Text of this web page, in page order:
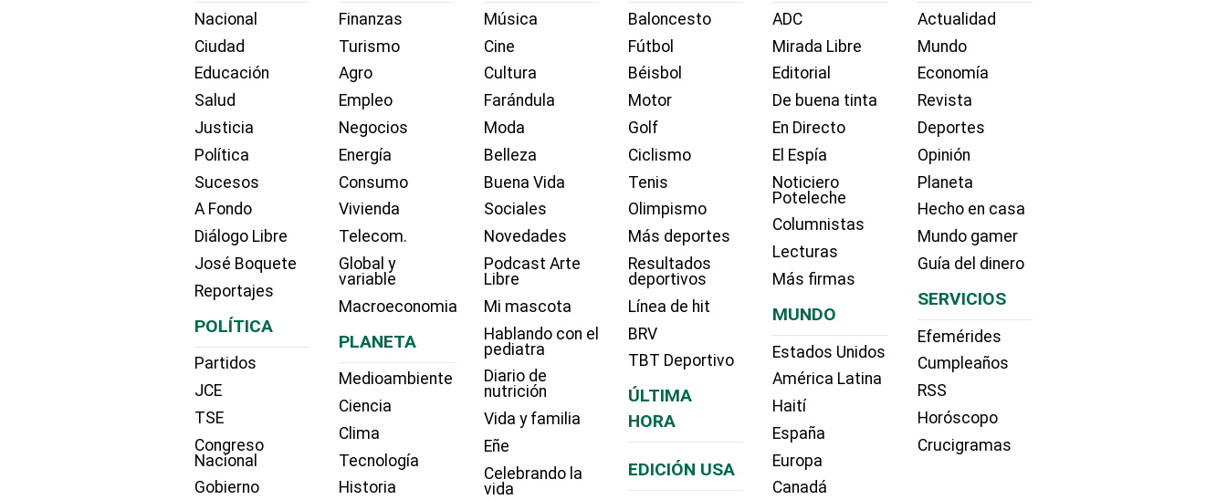
Nacional
Ciudad
Educación
Salud
Justicia
Política
Sucesos
A Fondo
Diálogo Libre
José Boquete
Reportajes
POLÍTICA
Partidos
JCE
TSE
Congreso
Nacional
Gobierno
Finanzas
Turismo
Agro
Empleo
Negocios
Energía
Consumo
Vivienda
Telecom.
Global y
variable
Macroeconomia
PLANETA
Medioambiente
Ciencia
Clima
Tecnología
Historia
Música
Cine
Cultura
Farándula
Moda
Belleza
Buena Vida
Sociales
Novedades
Podcast Arte
Libre
Mi mascota
Hablando con el
pediatra
Diario de
nutrición
Vida y familia
Eñe
Celebrando la
vida
Baloncesto
Fútbol
Béisbol
Motor
Golf
Ciclismo
Tenis
Olimpismo
Más deportes
Resultados
deportivos
Línea de hit
BRV
TBT Deportivo
ÚLTIMA
HORA
EDICIÓN USA
ADC
Mirada Libre
Editorial
De buena tinta
En Directo
El Espía
Noticiero
Poteleche
Columnistas
Lecturas
Más firmas
MUNDO
Estados Unidos
América Latina
Haití
España
Europa
Canadá
Actualidad
Mundo
Economía
Revista
Deportes
Opinión
Planeta
Hecho en casa
Mundo gamer
Guía del dinero
SERVICIOS
Efemérides
Cumpleaños
RSS
Horóscopo
Crucigramas